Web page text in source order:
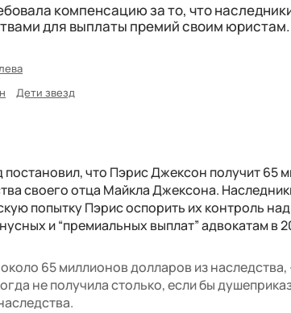
компенсацию за то, что
для выплаты премий своим юристам.
Дети звезд
что Пэрис Джексон получит 65
своего отца Майкла Джексона.
попытку Пэрис оспорить их контроль
и “премиальных выплат” адвокатам в
65 миллионов долларов из
не получила столько, если бы